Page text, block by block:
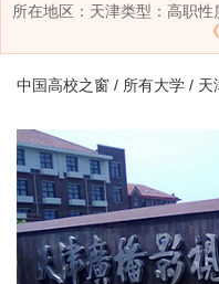
所在地区： 天津类型： 高职性
中国高校之窗 / 所有大学 / 天